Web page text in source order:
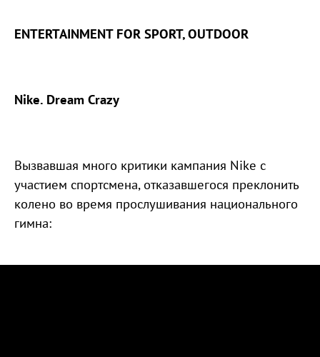
ENTERTAINMENT FOR SPORT, OUTDOOR
Nike. Dream Crazy
Вызвавшая много критики кампания Nike с
участием спортсмена, отказавшегося преклонить
колено во время прослушивания национального
гимна: